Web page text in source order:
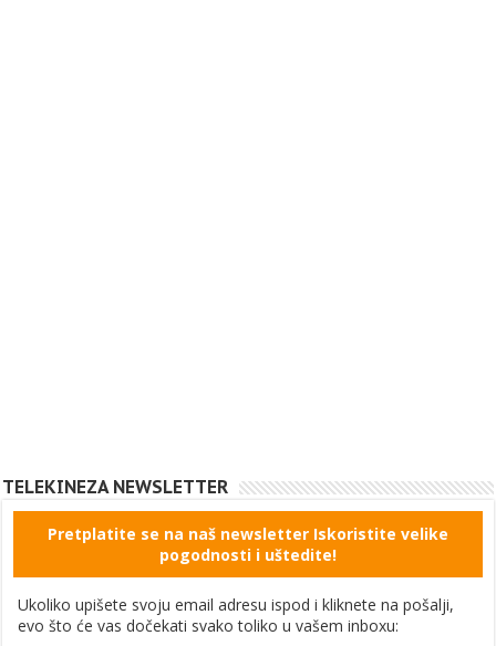
TELEKINEZA NEWSLETTER
Pretplatite se na naš newsletter Iskoristite velike
pogodnosti i uštedite!
Ukoliko upišete svoju email adresu ispod i kliknete na pošalji,
evo što će vas dočekati svako toliko u vašem inboxu: